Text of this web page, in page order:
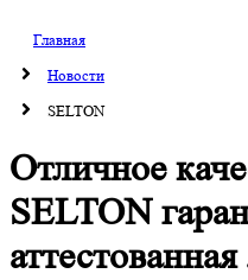
Главная
Новости
SELTON
Отличное
SELTON